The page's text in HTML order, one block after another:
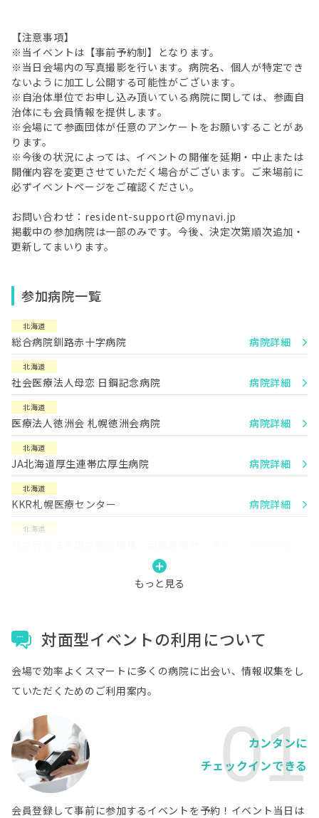
【注意事項】
※当イベントは【事前予約制】となります。
※当日会場内の写真撮影を行います。病院名、個人が特定でき
ないように加工し公開する可能性がございます。
※自治体単位でお申し込み頂いている病院に関しては、参画自
治体にも会員情報を提供します。
※会場にて参画団体が任意のアンケートをお願いすることがあ
ります。
※今後の状況によっては、イベントの開催を延期・中止または
開催内容を変更させていただく場合がございます。ご来場前に
必ずイベントページをご確認ください。
お問い合わせ：resident-support@mynavi.jp
掲載中の参加病院は一部のみです。今後、決定次第順次追加・
更新してまいります。
参加病院一覧
北海道
総合病院釧路赤十字病院 病院詳細
北海道
社会医療法人母恋 日鋼記念病院 病院詳細
北海道
医療法人徳洲会 札幌徳洲会病院 病院詳細
北海道
JA北海道厚生連帯広厚生病院 病院詳細
北海道
KKR札幌医療センター 病院詳細
北海道
もっと見る
北海道
北海道
北海道
公益社団法人北海道勤労者医療協会 勤医協中央
病院
病院詳細
北海道
社会医療法人北斗 北斗病院
対面型イベントの利用について
会場で効率よくスマートに多くの病院に出会い、情報収集をし
ていただくためのご利用案内。
01
カンタンに
チェックインできる
会員登録して事前に参加するイベントを予約！イベント当日は